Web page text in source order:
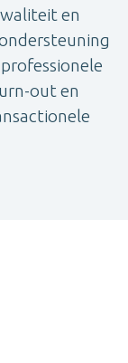
en
out en